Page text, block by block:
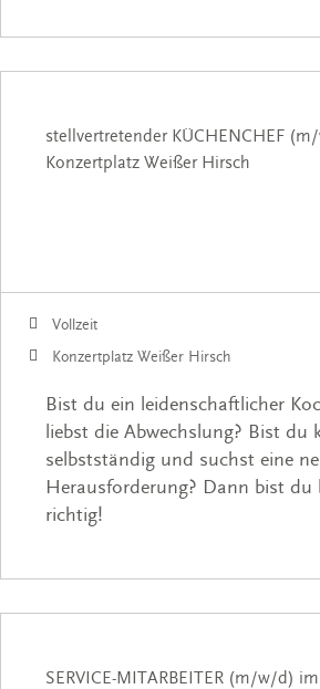
stellvertretender KÜCHENCHEF
Konzertplatz Weißer Hirsch
Vollzeit
Konzertplatz Weißer Hirsch
Bist du ein leidenschaftlicher
liebst die Abwechslung? Bist du
selbstständig und suchst eine
Herausforderung? Dann bist du
richtig!
SERVICE-MITARBEITER (m/w/d)